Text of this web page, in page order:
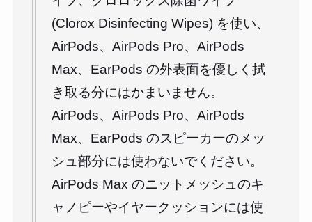
(Clorox Disinfecting Wipes) を使い、
AirPods、AirPods Pro、AirPods
Max、EarPods の外表面を優しく拭
き取る分にはかまいません。
AirPods、AirPods Pro、AirPods
Max、EarPods のスピーカーのメッ
シュ部分には使わないでください。
AirPods Max のニットメッシュのキ
ャノピーやイヤークッションには使